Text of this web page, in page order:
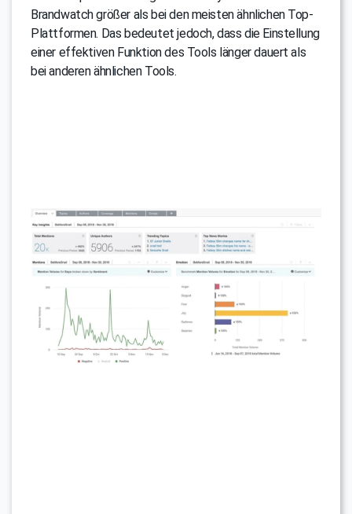
Brandwatch größer als bei den meisten ähnlichen Top-
Plattformen. Das bedeutet jedoch, dass die Einstellung
einer effektiven Funktion des Tools länger dauert als
bei anderen ähnlichen Tools.